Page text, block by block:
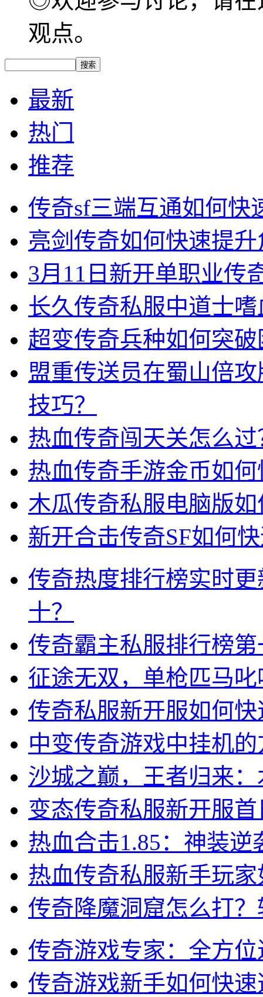
观点。
最新
热门
推荐
传奇sf三端互通如何快
亮剑传奇如何快速提
3月11日新开单职业传
长久传奇私服中道士
超变传奇兵种如何突
盟重传送员在蜀山倍
技巧？
热血传奇闯天关怎么
热血传奇手游金币如
木瓜传奇私服电脑版
新开合击传奇SF如何
传奇热度排行榜实时
十？
传奇霸主私服排行榜
征途无双，单枪匹马
传奇私服新开服如何
中变传奇游戏中挂机
沙城之巅，王者归来
变态传奇私服新开服
热血合击1.85：神装
热血传奇私服新手玩
传奇降魔洞窟怎么打
传奇游戏专家：全方
传奇游戏新手如何快